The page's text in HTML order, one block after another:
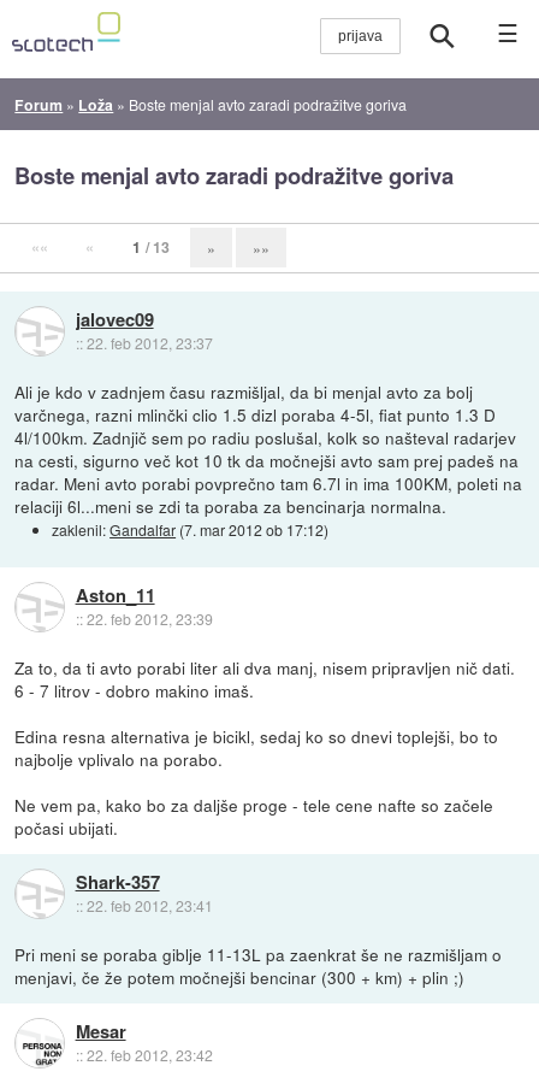
☰
Forum » Loža » Boste menjal avto zaradi podražitve goriva
Boste menjal avto zaradi podražitve goriva
«« « 1 / 13 » »»
jalovec09
::22. feb 2012, 23:37
Ali je kdo v zadnjem času razmišljal, da bi menjal avto za bolj
varčnega, razni mlinčki clio 1.5 dizl poraba 4-5l, fiat punto 1.3 D
4l/100km. Zadnjič sem po radiu poslušal, kolk so našteval radarjev
na cesti, sigurno več kot 10 tk da močnejši avto sam prej padeš na
radar. Meni avto porabi povprečno tam 6.7l in ima 100KM, poleti na
relaciji 6l...meni se zdi ta poraba za bencinarja normalna.
zaklenil:Gandalfar (7. mar 2012 ob 17:12)
Aston_11
::22. feb 2012, 23:39
Za to, da ti avto porabi liter ali dva manj, nisem pripravljen nič dati.
6 - 7 litrov - dobro makino imaš.
Edina resna alternativa je bicikl, sedaj ko so dnevi toplejši, bo to
najbolje vplivalo na porabo.
Ne vem pa, kako bo za daljše proge - tele cene nafte so začele
počasi ubijati.
Shark-357
::22. feb 2012, 23:41
Pri meni se poraba giblje 11-13L pa zaenkrat še ne razmišljam o
menjavi, če že potem močnejši bencinar (300 + km) + plin ;)
Mesar
::22. feb 2012, 23:42